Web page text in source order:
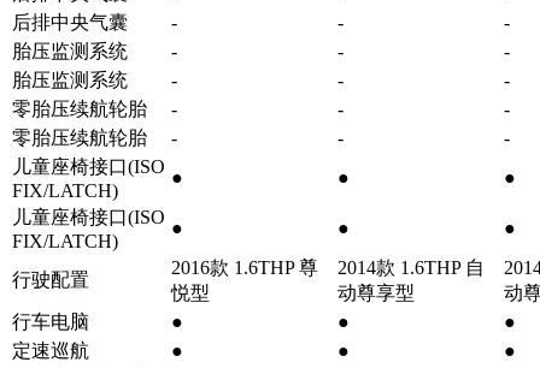
后排中央气囊
- -
-
胎压监测系统
- -
-
胎压监测系统
- -
-
零胎压续航轮胎
- -
-
零胎压续航轮胎
- -
-
儿童座椅接口(ISO
FIX/LATCH)
● ●
●
儿童座椅接口(ISO
FIX/LATCH)
● ● ●
行驶配置
2016款 1.6THP 尊
悦型
2014款 1.6THP 自
动尊享型
动
行车电脑
● ●
●
定速巡航
● ●
●